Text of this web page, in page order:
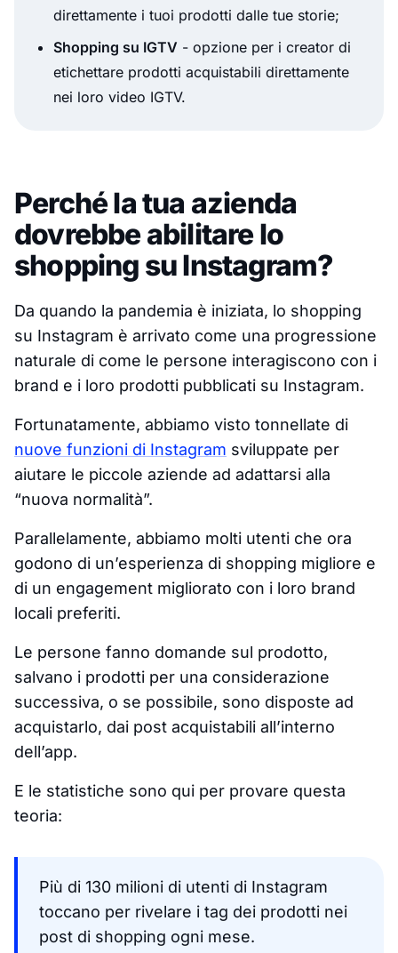
direttamente i tuoi prodotti dalle tue storie;
Shopping su IGTV - opzione per i creator di
etichettare prodotti acquistabili direttamente
nei loro video IGTV.
Perché la tua azienda
dovrebbe abilitare lo
shopping su Instagram?
Da quando la pandemia è iniziata, lo shopping
su Instagram è arrivato come una progressione
naturale di come le persone interagiscono con i
brand e i loro prodotti pubblicati su Instagram.
Fortunatamente, abbiamo visto tonnellate di
nuove funzioni di Instagram sviluppate per
aiutare le piccole aziende ad adattarsi alla
“nuova normalità”.
Parallelamente, abbiamo molti utenti che ora
godono di un’esperienza di shopping migliore e
di un engagement migliorato con i loro brand
locali preferiti.
Le persone fanno domande sul prodotto,
salvano i prodotti per una considerazione
successiva, o se possibile, sono disposte ad
acquistarlo, dai post acquistabili all’interno
dell’app.
E le statistiche sono qui per provare questa
teoria:
Più di 130 milioni di utenti di Instagram
toccano per rivelare i tag dei prodotti nei
post di shopping ogni mese.